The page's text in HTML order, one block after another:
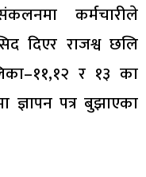
कर्मचारीले
दिएर राजश्व छलि
र १३ का
ज्ञापन पत्र बुझाएका